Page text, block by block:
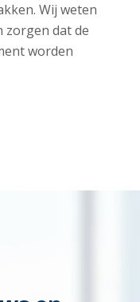
Wij weten
zorgen dat de
worden